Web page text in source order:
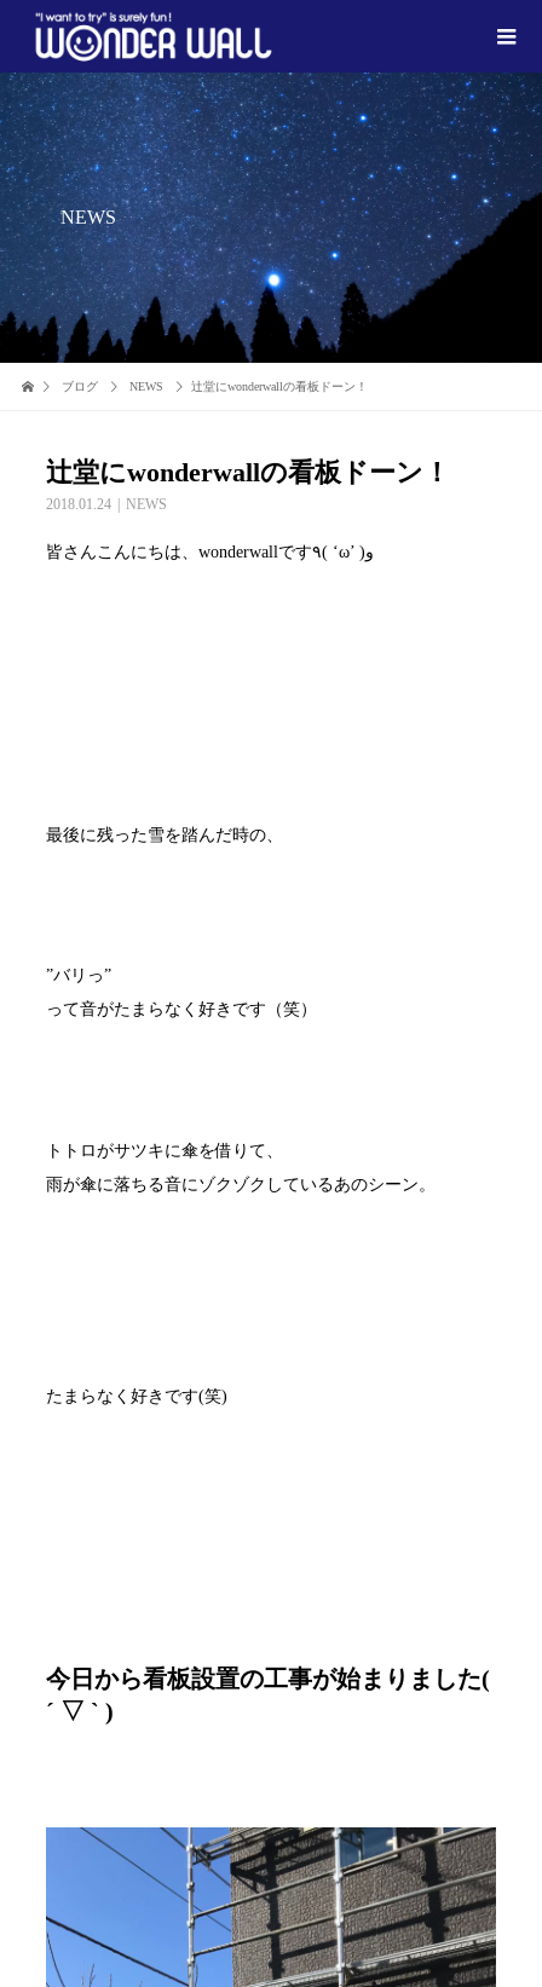
NEWS
ブログ NEWS 辻堂にwonderwallの看板ドーン！
辻堂にwonderwallの看板ドーン！
2018.01.24 NEWS
皆さんこんにちは、wonderwallです٩( ‘ω’ )و
最後に残った雪を踏んだ時の、
”バリっ”
って音がたまらなく好きです（笑）
トトロがサツキに傘を借りて、
雨が傘に落ちる音にゾクゾクしているあのシーン。
たまらなく好きです(笑)
今日から看板設置の工事が始まりました(
´ ▽ ` )